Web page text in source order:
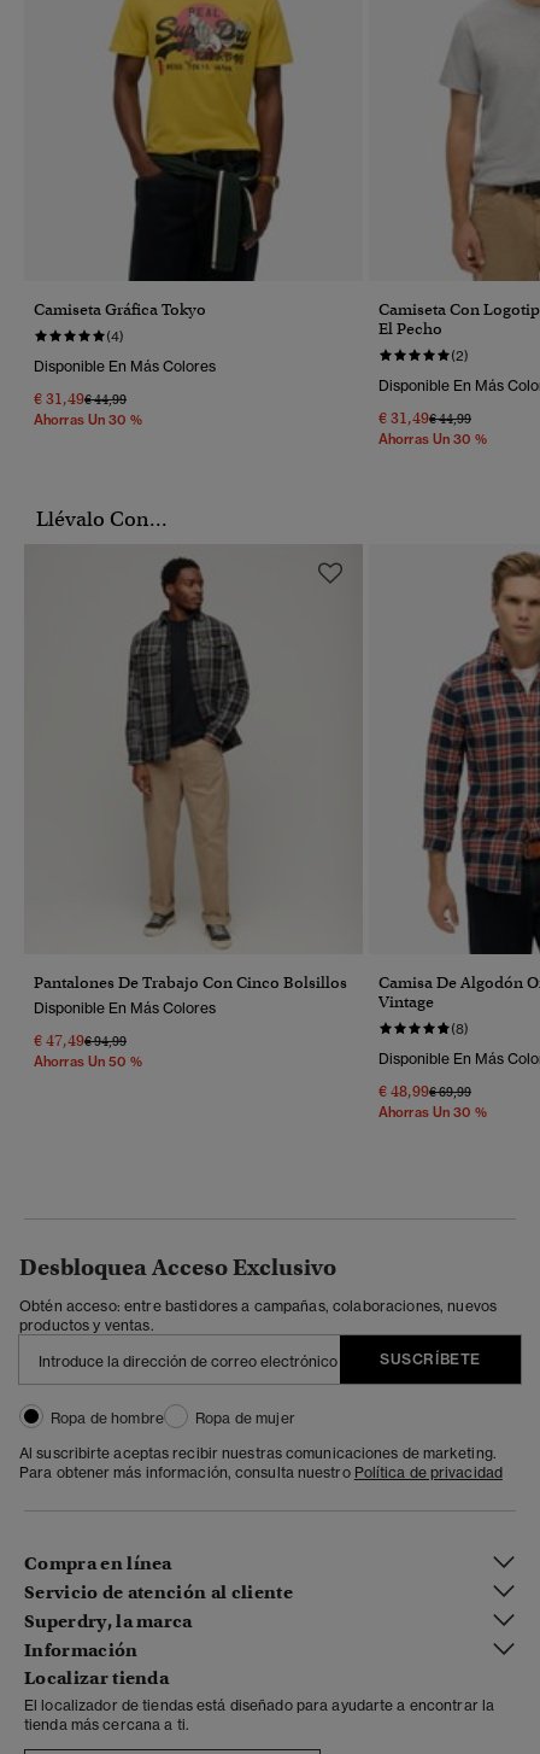
Camiseta Gráfica Tokyo
(4)
Disponible En Más Colores
€ 31,49Precio Rebajado De
€ 44,99A
Ahorras Un 30 %
Camiseta Con
El Pecho
(2)
Disponible En Más
€ 31,49Precio Rebajado
€ 44,99A
Ahorras Un 30 %
Llévalo Con...
Pantalones De Trabajo Con Cinco Bolsillos
Disponible En Más Colores
€ 47,49Precio Rebajado De
€ 94,99A
Ahorras Un 50 %
Camisa De Algodón
Vintage
(8)
Disponible En Más
€ 48,99Precio Rebajado
€ 69,99A
Ahorras Un 30 %
Desbloquea Acceso Exclusivo
Obtén acceso: entre bastidores a campañas, colaboraciones, nuevos
productos y ventas.
SUSCRÍBETE
Ropa de hombre
Ropa de mujer
Al suscribirte aceptas recibir nuestras comunicaciones de marketing.
Para obtener más información, consulta nuestro Política de privacidad
Compra en línea
Servicio de atención al cliente
Superdry, la marca
Información
Localizar tienda
El localizador de tiendas está diseñado para ayudarte a encontrar la
tienda más cercana a ti.